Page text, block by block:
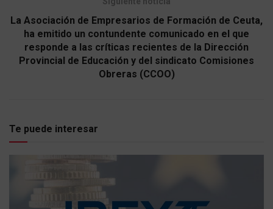
La Asociación de Empresarios de Formación de Ceuta,
ha emitido un contundente comunicado en el que
responde a las críticas recientes de la Dirección
Provincial de Educación y del sindicato Comisiones
Obreras (CCOO)
Te puede interesar